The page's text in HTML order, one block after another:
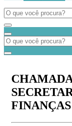
FINANÇAS